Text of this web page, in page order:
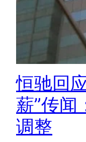
恒驰回
薪”传闻
调整